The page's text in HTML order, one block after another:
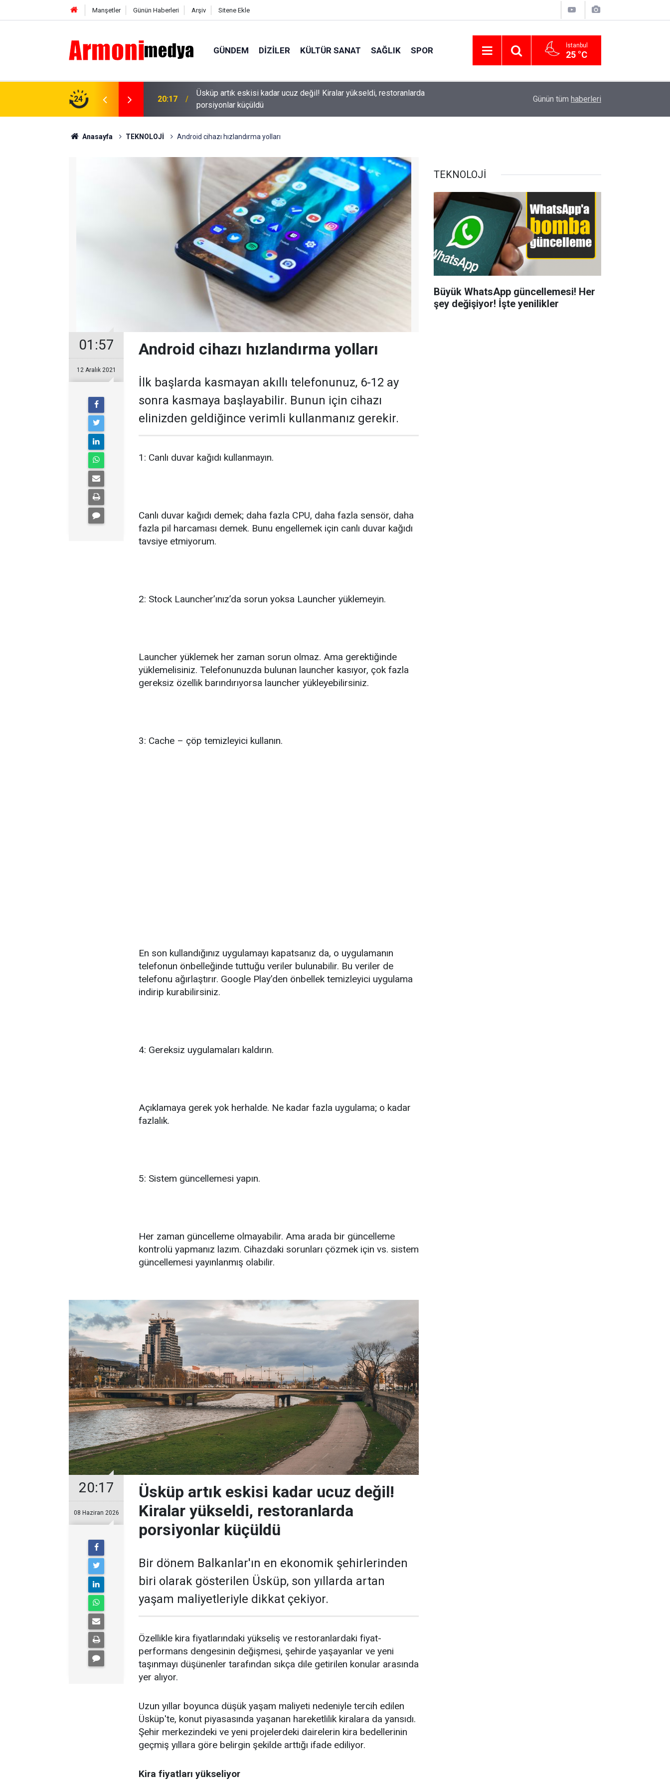
Manşetler Günün Haberleri Arşiv Sitene Ekle
GÜNDEM DIZILER KÜLTÜR SANAT SAĞLIK SPOR İstanbul
25 °C
24
Kiralar yükseldi, restoranlarda
18:53 Tolga Sarıtaş veda ediyor mu? Yeni sezon kararı belli oldu Nevşin Mengü kötü haberi verdi! Üstünlük AK
Günün tüm haberleri
Anasayfa TEKNOLOJİ Android cihazı hızlandırma yolları
01:57
12 Aralık 2021
Android cihazı hızlandırma yolları
İlk başlarda kasmayan akıllı telefonunuz, 6-12 ay
sonra kasmaya başlayabilir. Bunun için cihazı
elinizden geldiğince verimli kullanmanız gerekir.
1: Canlı duvar kağıdı kullanmayın.
Canlı duvar kağıdı demek; daha fazla CPU, daha fazla sensör, daha
fazla pil harcaması demek. Bunu engellemek için canlı duvar kağıdı
tavsiye etmiyorum.
2: Stock Launcher’ınız’da sorun yoksa Launcher yüklemeyin.
Launcher yüklemek her zaman sorun olmaz. Ama gerektiğinde
yüklemelisiniz. Telefonunuzda bulunan launcher kasıyor, çok fazla
gereksiz özellik barındırıyorsa launcher yükleyebilirsiniz.
3: Cache – çöp temizleyici kullanın.
En son kullandığınız uygulamayı kapatsanız da, o uygulamanın
telefonun önbelleğinde tuttuğu veriler bulunabilir. Bu veriler de
telefonu ağırlaştırır. Google Play’den önbellek temizleyici uygulama
indirip kurabilirsiniz.
4: Gereksiz uygulamaları kaldırın.
Açıklamaya gerek yok herhalde. Ne kadar fazla uygulama; o kadar
fazlalık.
5: Sistem güncellemesi yapın.
Her zaman güncelleme olmayabilir. Ama arada bir güncelleme
kontrolü yapmanız lazım. Cihazdaki sorunları çözmek için vs. sistem
güncellemesi yayınlanmış olabilir.
20:17
08 Haziran 2026
Üsküp artık eskisi kadar ucuz değil!
Kiralar yükseldi, restoranlarda
porsiyonlar küçüldü
Bir dönem Balkanlar'ın en ekonomik şehirlerinden
biri olarak gösterilen Üsküp, son yıllarda artan
yaşam maliyetleriyle dikkat çekiyor.
Özellikle kira fiyatlarındaki yükseliş ve restoranlardaki fiyat-
performans dengesinin değişmesi, şehirde yaşayanlar ve yeni
taşınmayı düşünenler tarafından sıkça dile getirilen konular arasında
yer alıyor.
Uzun yıllar boyunca düşük yaşam maliyeti nedeniyle tercih edilen
Üsküp'te, konut piyasasında yaşanan hareketlilik kiralara da yansıdı.
Şehir merkezindeki ve yeni projelerdeki dairelerin kira bedellerinin
geçmiş yıllara göre belirgin şekilde arttığı ifade ediliyor.
Kira fiyatları yükseliyor
TEKNOLOJİ
Büyük WhatsApp güncellemesi! Her
şey değişiyor! İşte yenilikler